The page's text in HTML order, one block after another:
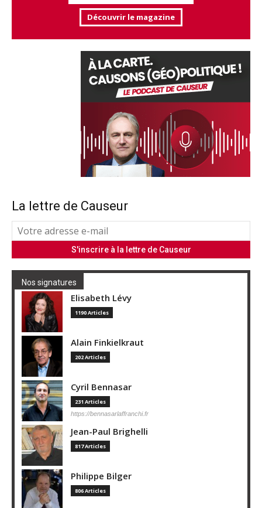
Découvrir le magazine
La lettre de Causeur
Nos signatures
Elisabeth Lévy
1190 Articles
Alain Finkielkraut
202 Articles
Cyril Bennasar
231 Articles
https://bennasarlaffranchi.fr
Jean-Paul Brighelli
817 Articles
Philippe Bilger
806 Articles